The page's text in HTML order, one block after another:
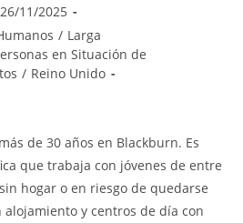
26/11/2025
/ Larga
en Situación de
/ Reino Unido
de 30 años en Blackburn. Es
que trabaja con jóvenes de entre
hogar o en riesgo de quedarse
y centros de día con